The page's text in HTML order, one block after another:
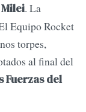
. La
Equipo Rocket
torpes,
al final del
Fuerzas del